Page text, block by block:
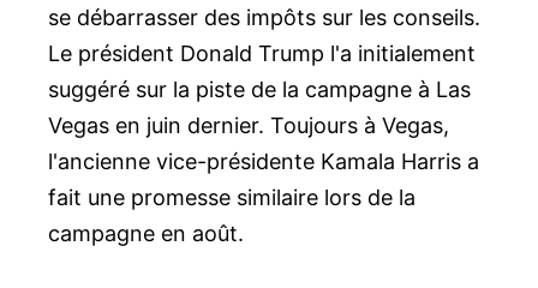
se débarrasser des impôts sur les conseils.
Le président Donald Trump l'a initialement
suggéré sur la piste de la campagne à Las
Vegas en juin dernier. Toujours à Vegas,
l'ancienne vice-présidente Kamala Harris a
fait une promesse similaire lors de la
campagne en août.